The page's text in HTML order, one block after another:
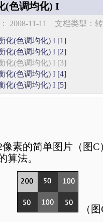
(色调均化) I
2008-11-11 文档类型：
化(色调均化) I [1]
化(色调均化) I [2]
化(色调均化) I [3]
化(色调均化) I [4]
化(色调均化) I [5]
素的简单图片（图
算法。
（